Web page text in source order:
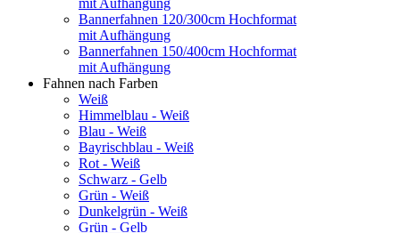
mit Aufhängung
Bannerfahnen 120/300cm Hochformat
mit Aufhängung
Bannerfahnen 150/400cm Hochformat
mit Aufhängung
Fahnen nach Farben
Weiß
Himmelblau - Weiß
Blau - Weiß
Bayrischblau - Weiß
Rot - Weiß
Schwarz - Gelb
Grün - Weiß
Dunkelgrün - Weiß
Grün - Gelb